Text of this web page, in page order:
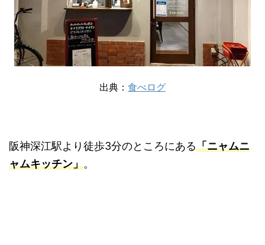
出典： 食べログ
阪神深江駅より徒歩3分のところにある「ニャムニ
ャムキッチン」。